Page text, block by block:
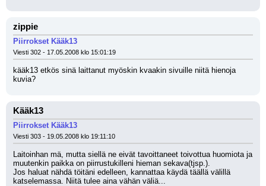
zippie
Piirrokset Kääk13
Viesti 302 - 17.05.2008 klo 15:01:19
kääk13 etkös sinä laittanut myöskin kvaakin sivuille niitä hienoja
kuvia?
Kääk13
Piirrokset Kääk13
Viesti 303 - 19.05.2008 klo 19:11:10
Laitoinhan mä, mutta siellä ne eivät tavoittaneet toivottua huomiota ja
muutenkin paikka on piirrustukilleni hieman sekava(tjsp.).
Jos haluat nähdä töitäni edelleen, kannattaa käydä täällä välillä
katselemassa. Niitä tulee aina vähän väliä...